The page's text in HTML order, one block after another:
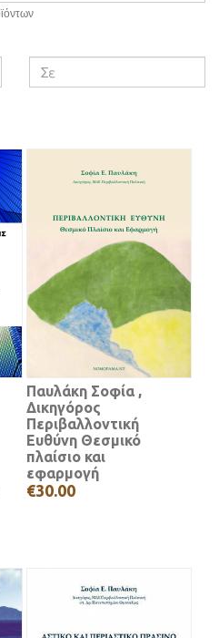
Παυλάκη Σοφία ,
Δικηγόρος
Περιβαλλοντική
Ευθύνη Θεσμικό
πλαίσιο και
εφαρμογή
€30.00